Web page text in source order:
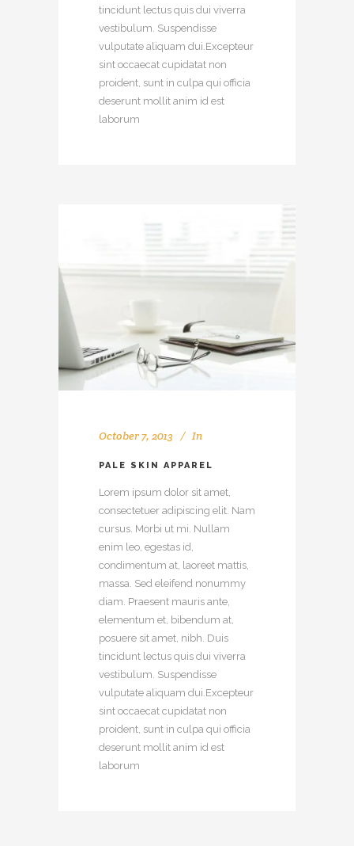
tincidunt lectus quis dui viverra
vestibulum. Suspendisse
vulputate aliquam dui.Excepteur
sint occaecat cupidatat non
proident, sunt in culpa qui officia
deserunt mollit anim id est
laborum
October 7, 2013 In
PALE SKIN APPAREL
Lorem ipsum dolor sit amet,
consectetuer adipiscing elit. Nam
cursus. Morbi ut mi. Nullam
enim leo, egestas id,
condimentum at, laoreet mattis,
massa. Sed eleifend nonummy
diam. Praesent mauris ante,
elementum et, bibendum at,
posuere sit amet, nibh. Duis
tincidunt lectus quis dui viverra
vestibulum. Suspendisse
vulputate aliquam dui.Excepteur
sint occaecat cupidatat non
proident, sunt in culpa qui officia
deserunt mollit anim id est
laborum